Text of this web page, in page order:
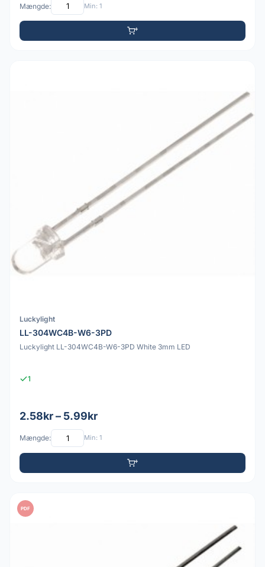
Mængde: Min: 1
Luckylight
LL-304WC4B-W6-3PD
Luckylight LL-304WC4B-W6-3PD White 3mm LED
1
2.58kr – 5.99kr
Mængde: Min: 1
PDF